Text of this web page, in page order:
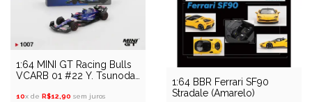
1:64 MINI GT Racing Bulls
VCARB 01 #22 Y. Tsunoda
10x de R$12,90 sem juros
1:64 BBR Ferrari SF90
Stradale (Amarelo)